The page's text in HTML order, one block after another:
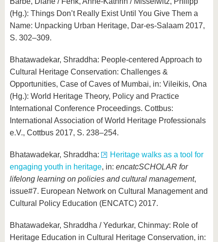
(Hg.): Things Don’t Really Exist Until You Give Them a
Name: Unpacking Urban Heritage, Dar-es-Salaam 2017,
S. 302–309.
Bhatawadekar, Shraddha: People-centered Approach to
Cultural Heritage Conservation: Challenges &
Opportunities, Case of Caves of Mumbai, in: Vileikis, Ona
(Hg.): World Heritage Theory, Policy and Practice
International Conference Proceedings. Cottbus:
International Association of World Heritage Professionals
e.V., Cottbus 2017, S. 238–254.
Bhatawadekar, Shraddha:
Heritage walks as a tool for
engaging youth in heritage, in: encatcSCHOLAR for
lifelong learning on policies and cultural management,
issue#7. European Network on Cultural Management and
Cultural Policy Education (ENCATC) 2017.
Bhatawadekar, Shraddha / Yedurkar, Chinmay: Role of
Heritage Education in Cultural Heritage Conservation, in: